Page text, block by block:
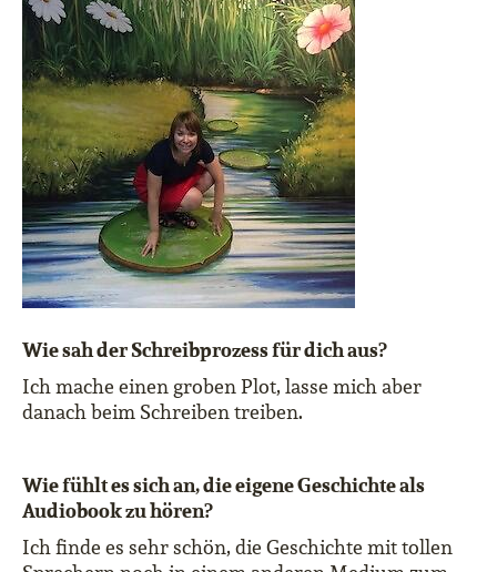
Wie sah der Schreibprozess für dich aus?
Ich mache einen groben Plot, lasse mich aber
danach beim Schreiben treiben.
Wie fühlt es sich an, die eigene Geschichte als
Audiobook zu hören?
Ich finde es sehr schön, die Geschichte mit tollen